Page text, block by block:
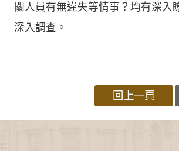
關人員有無違失等情事？均有深入
深入調查。
回上一頁
:::